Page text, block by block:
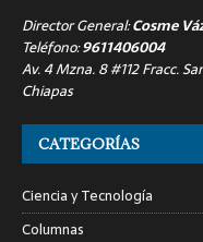
Director General:Cosme
Teléfono:9611406004
Av. 4 Mzna. 8 #112 Fracc.
Chiapas
CATEGORÍAS
Ciencia y Tecnología
Columnas